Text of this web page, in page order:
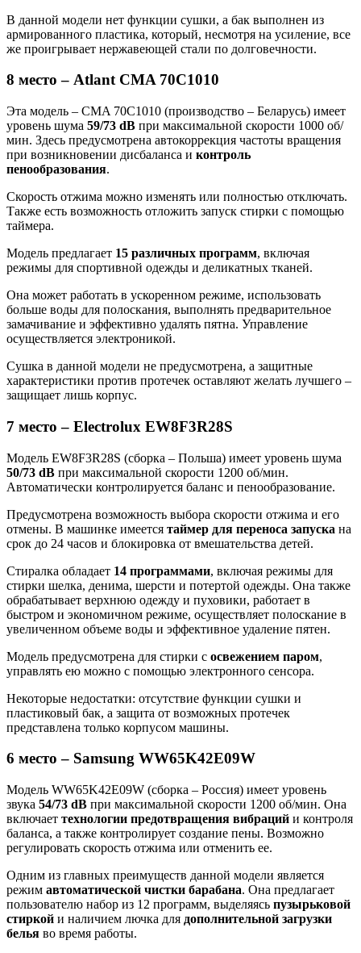
В данной модели нет функции сушки, а бак выполнен из
армированного пластика, который, несмотря на усиление, все
же проигрывает нержавеющей стали по долговечности.
8 место – Atlant CMA 70C1010
Эта модель – CMA 70C1010 (производство – Беларусь) имеет
уровень шума 59/73 dB при максимальной скорости 1000 об/
мин. Здесь предусмотрена автокоррекция частоты вращения
при возникновении дисбаланса и контроль
пенообразования.
Скорость отжима можно изменять или полностью отключать.
Также есть возможность отложить запуск стирки с помощью
таймера.
Модель предлагает 15 различных программ, включая
режимы для спортивной одежды и деликатных тканей.
Она может работать в ускоренном режиме, использовать
больше воды для полоскания, выполнять предварительное
замачивание и эффективно удалять пятна. Управление
осуществляется электроникой.
Сушка в данной модели не предусмотрена, а защитные
характеристики против протечек оставляют желать лучшего –
защищает лишь корпус.
7 место – Electrolux EW8F3R28S
Модель EW8F3R28S (сборка – Польша) имеет уровень шума
50/73 dB при максимальной скорости 1200 об/мин.
Автоматически контролируется баланс и пенообразование.
Предусмотрена возможность выбора скорости отжима и его
отмены. В машинке имеется таймер для переноса запуска на
срок до 24 часов и блокировка от вмешательства детей.
Стиралка обладает 14 программами, включая режимы для
стирки шелка, денима, шерсти и потертой одежды. Она также
обрабатывает верхнюю одежду и пуховики, работает в
быстром и экономичном режиме, осуществляет полоскание в
увеличенном объеме воды и эффективное удаление пятен.
Модель предусмотрена для стирки с освежением паром,
управлять ею можно с помощью электронного сенсора.
Некоторые недостатки: отсутствие функции сушки и
пластиковый бак, а защита от возможных протечек
представлена только корпусом машины.
6 место – Samsung WW65K42E09W
Модель WW65K42E09W (сборка – Россия) имеет уровень
звука 54/73 dB при максимальной скорости 1200 об/мин. Она
включает технологии предотвращения вибраций и контроля
баланса, а также контролирует создание пены. Возможно
регулировать скорость отжима или отменить ее.
Одним из главных преимуществ данной модели является
режим автоматической чистки барабана. Она предлагает
пользователю набор из 12 программ, выделяясь пузырьковой
стиркой и наличием лючка для дополнительной загрузки
белья во время работы.